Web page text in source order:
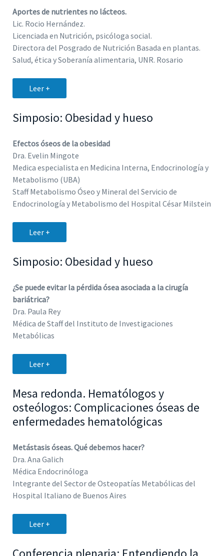
Aportes de nutrientes no lácteos.
Lic. Rocio Hernández.
Licenciada en Nutrición, psicóloga social.
Directora del Posgrado de Nutrición Basada en plantas.
Salud, ética y Soberanía alimentaria, UNR. Rosario
Leer +
Simposio: Obesidad y hueso
Efectos óseos de la obesidad
Dra. Evelin Mingote
Medica especialista en Medicina Interna, Endocrinología y
Metabolismo (UBA)
Staff Metabolismo Óseo y Mineral del Servicio de
Endocrinología y Metabolismo del Hospital César Milstein
Leer +
Simposio: Obesidad y hueso
¿Se puede evitar la pérdida ósea asociada a la cirugía
bariátrica?
Dra. Paula Rey
Médica de Staff del Instituto de Investigaciones
Metabólicas
Leer +
Mesa redonda. Hematólogos y
osteólogos: Complicaciones óseas de
enfermedades hematológicas
Metástasis óseas. Qué debemos hacer?
Dra. Ana Galich
Médica Endocrinóloga
Integrante del Sector de Osteopatías Metabólicas del
Hospital Italiano de Buenos Aires
Leer +